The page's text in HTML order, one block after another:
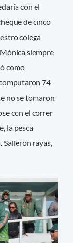
con el
de cinco
colega
siempre
como
74
no se tomaron
con el correr
la pesca
Salieron rayas,